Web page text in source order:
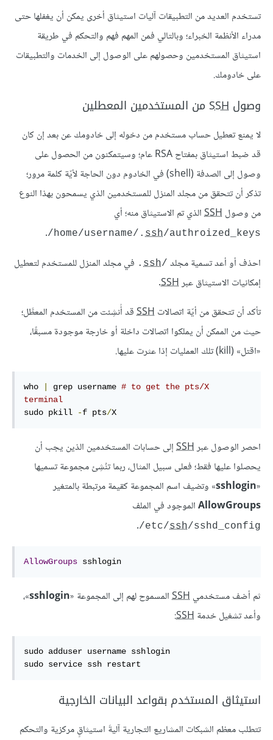
تستخدم العديد من التطبيقات آليات استيثاق أخرى يمكن أن يغفلها حتى
مدراء الأنظمة الخبراء؛ وبالتالي فمن المهم فهم والتحكم في طريقة
استيثاق المستخدمين وحصولهم على الوصول إلى الخدمات والتطبيقات
على خادومك.
وصول SSH من المستخدمين المعطلين
لا يمنع تعطيل حساب مستخدم من دخوله إلى خادومك عن بعد إن كان
قد ضبط استيثاق بمفتاح RSA عام؛ وسيتمكنون من الحصول على
وصول إلى الصدفة (shell) في الخادوم دون الحاجة لأيّة كلمة مرور؛
تذكر أن تتحقق من مجلد المنزل للمستخدمين الذي يسمحون بهذا النوع
من وصول SSHالذي تم الاستيثاق منه؛ أي
/home/username/. ssh/authroized_keys
.
احذف أو أعد تسمية مجلد ‎
. ssh/‎
في مجلد المنزل للمستخدم لتعطيل
إمكانيات الاستيثاق عبرSSH
.
تأكد أن تتحقق من أيّة اتصالات SSHقد أُنشِئت من المستخدم المعطَّل؛
حيث من الممكن أن يملكوا اتصالات داخلة أو خارجة موجودة مسبقًا،
«اقتل» (kill) تلك العمليات إذا عثرت عليها.
who grep username # to get the pts/X
terminal
sudo pkill
-f pts/X
احصر الوصول عبرSSHإلى حسابات المستخدمين الذين يجب أن
يحصلوا عليها فقط؛ فعلى سبيل المثال، ربما تنُشِئ مجموعة تسميها
«
sshlogin» وتضيف اسم المجموعة كقيمة مرتبطة بالمتغير
AllowGroupsالموجود في الملف
/etc/ssh/sshd_config
.
AllowGroups sshlogin
ثم أضف مستخدمي SSHالمسموح لهم إلى المجموعة «sshlogin»،
وأعد تشغيل خدمة SSH
:
sudo adduser username sshlogin
sudo service ssh restart
استيثاق المستخدم بقواعد البيانات الخارجية
تتطلب معظم الشبكات المشاريع التجارية آليةَ استيثاقٍ مركزية والتحكم